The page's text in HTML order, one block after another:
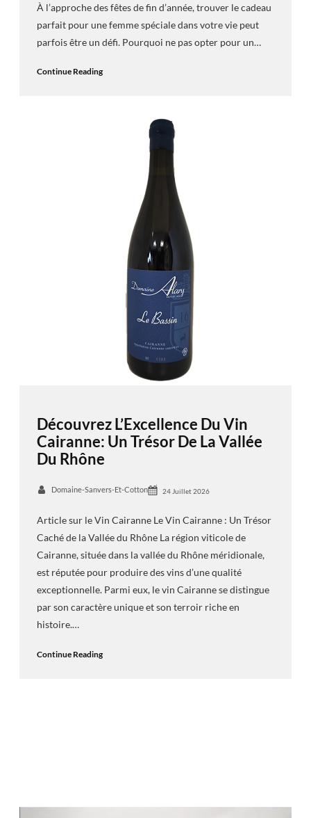
À l’approche des fêtes de fin d’année, trouver le cadeau
parfait pour une femme spéciale dans votre vie peut
parfois être un défi. Pourquoi ne pas opter pour un…
Continue Reading
Découvrez L’Excellence Du Vin
Cairanne: Un Trésor De La Vallée
Du Rhône
Domaine-Sanvers-Et-Cotton 24 Juillet 2026
Article sur le Vin Cairanne Le Vin Cairanne : Un Trésor
Caché de la Vallée du Rhône La région viticole de
Cairanne, située dans la vallée du Rhône méridionale,
est réputée pour produire des vins d’une qualité
exceptionnelle. Parmi eux, le vin Cairanne se distingue
par son caractère unique et son terroir riche en
histoire.…
Continue Reading